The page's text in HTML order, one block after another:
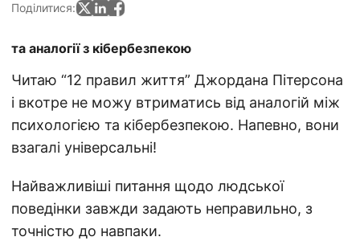
Поділитися:
та аналогії з кібербезпекою
Читаю “12 правил життя” Джордана Пітерсона
і вкотре не можу втриматись від аналогій між
психологією та кібербезпекою. Напевно, вони
взагалі універсальні!
Найважливіші питання щодо людської
поведінки завжди задають неправильно, з
точністю до навпаки.